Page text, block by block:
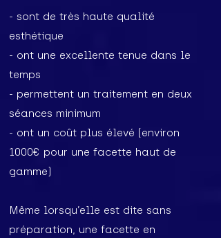
- sont de très haute qualité
esthétique
- ont une excellente tenue dans le
temps
- permettent un traitement en deux
séances minimum
- ont un coût plus élevé (environ
1000€ pour une facette haut de
gamme)
Même lorsqu’elle est dite sans
préparation, une facette en